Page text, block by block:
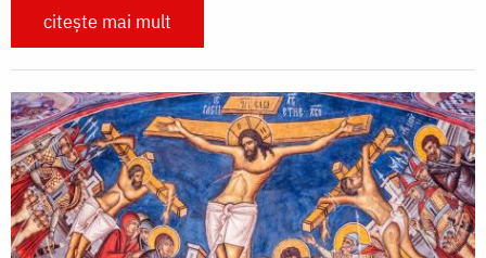
citește mai mult